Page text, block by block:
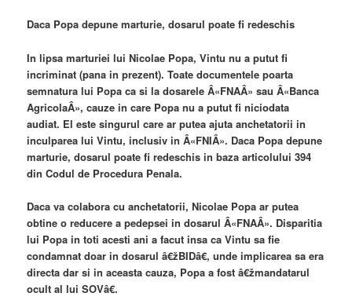
Daca Popa depune marturie, dosarul poate fi redeschis
In lipsa marturiei lui Nicolae Popa, Vintu nu a putut fi
incriminat (pana in prezent). Toate documentele poarta
semnatura lui Popa ca si la dosarele Â«FNAÂ» sau Â«Banca
AgricolaÂ», cauze in care Popa nu a putut fi niciodata
audiat. El este singurul care ar putea ajuta anchetatorii in
inculparea lui Vintu, inclusiv in Â«FNIÂ». Daca Popa depune
marturie, dosarul poate fi redeschis in baza articolului 394
din Codul de Procedura Penala.
Daca va colabora cu anchetatorii, Nicolae Popa ar putea
obtine o reducere a pedepsei in dosarul Â«FNAÂ». Disparitia
lui Popa in toti acesti ani a facut insa ca Vintu sa fie
condamnat doar in dosarul â€žBIDâ€, unde implicarea sa era
directa dar si in aceasta cauza, Popa a fost â€žmandatarul
ocult al lui SOVâ€.